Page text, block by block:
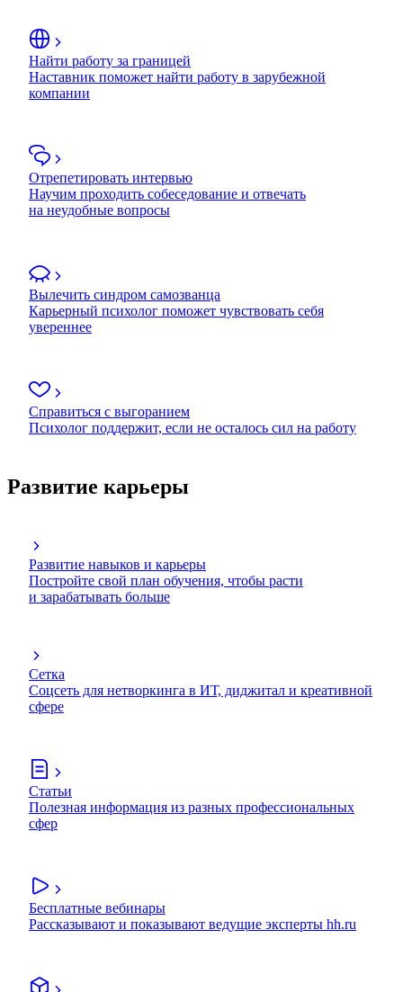
Найти работу за границей
Наставник поможет найти работу в зарубежной
компании
Отрепетировать интервью
Научим проходить собеседование и отвечать
на неудобные вопросы
Вылечить синдром самозванца
Карьерный психолог поможет чувствовать себя
увереннее
Справиться с выгоранием
Психолог поддержит, если не осталось сил на работу
Развитие карьеры
Развитие навыков и карьеры
Постройте свой план обучения, чтобы расти
и зарабатывать больше
Сетка
Соцсеть для нетворкинга в ИТ, диджитал и креативной
сфере
Статьи
Полезная информация из разных профессиональных
сфер
Бесплатные вебинары
Рассказывают и показывают ведущие эксперты hh.ru